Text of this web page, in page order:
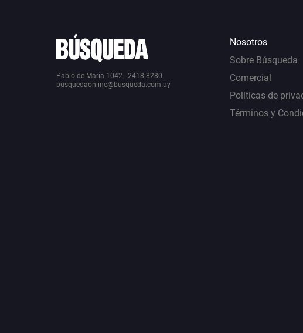
Pablo de María 1042 - 2418 8280
busquedaonline@busqueda.com.uy
Nosotros
Sobre Búsqueda
Comercial
Políticas de
Términos y